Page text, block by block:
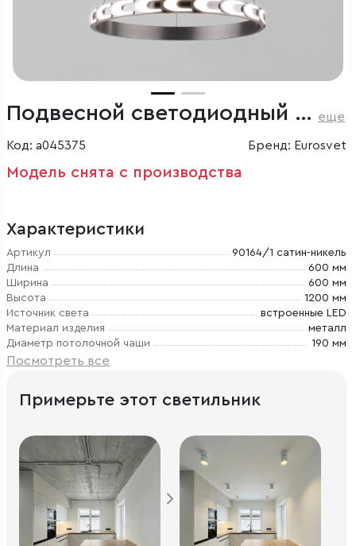
Подвесной светодиодный светильник с пультом управления еще
Код: a045375 Бренд: Eurosvet
Модель снята с производства
Характеристики
Артикул
90164/1 сатин-никель
Длина
600 мм
Ширина
600 мм
Высота
1200 мм
Источник света
встроенные LED
Материал изделия
металл
Диаметр потолочной чаши
190 мм
Посмотреть все
Примерьте этот светильник